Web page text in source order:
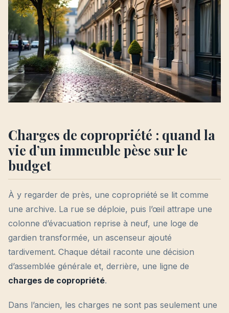
Charges de copropriété : quand la
vie d’un immeuble pèse sur le
budget
À y regarder de près, une copropriété se lit comme
une archive. La rue se déploie, puis l’œil attrape une
colonne d’évacuation reprise à neuf, une loge de
gardien transformée, un ascenseur ajouté
tardivement. Chaque détail raconte une décision
d’assemblée générale et, derrière, une ligne de
charges de copropriété.
Dans l’ancien, les charges ne sont pas seulement une